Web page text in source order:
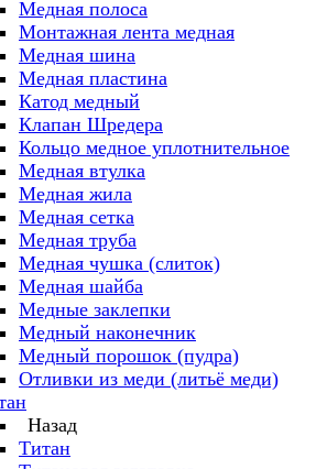
Медная полоса
Монтажная лента медная
Медная шина
Медная пластина
Катод медный
Клапан Шредера
Кольцо медное уплотнительное
Медная втулка
Медная жила
Медная сетка
Медная труба
Медная чушка (слиток)
Медная шайба
Медные заклепки
Медный наконечник
Медный порошок (пудра)
Отливки из меди (литьё меди)
Назад
Титан